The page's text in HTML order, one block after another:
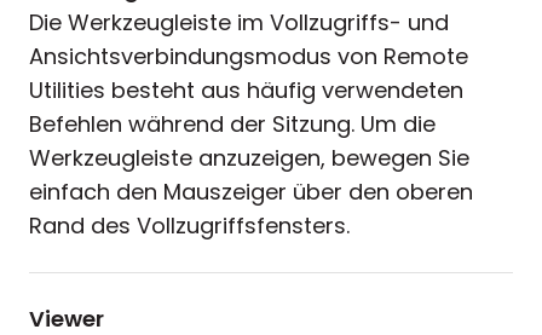
Die Werkzeugleiste im Vollzugriffs- und
Ansichtsverbindungsmodus von Remote
Utilities besteht aus häufig verwendeten
Befehlen während der Sitzung. Um die
Werkzeugleiste anzuzeigen, bewegen Sie
einfach den Mauszeiger über den oberen
Rand des Vollzugriffsfensters.
Viewer